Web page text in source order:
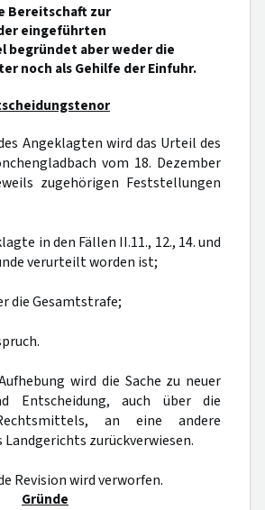
Bereitschaft zur
eingeführten
begründet aber weder die
noch als Gehilfe der Einfuhr.
Angeklagten wird das Urteil des
vom 18. Dezember
zugehörigen Feststellungen
in den Fällen II.11., 12., 14. und
verurteilt worden ist;
die Gesamtstrafe;
wird die Sache zu neuer
Entscheidung, auch über die
an eine andere
zurückverwiesen.
Revision wird verworfen.
Gründe